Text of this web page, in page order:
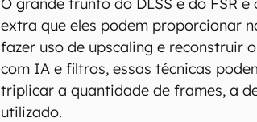
extra que eles podem proporcionar
fazer uso de upscaling e reconstruir
com IA e filtros, essas técnicas
triplicar a quantidade de frames, a
utilizado.